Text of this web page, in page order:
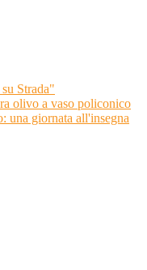
Strada"
olivo a vaso policonico
una giornata all'insegna